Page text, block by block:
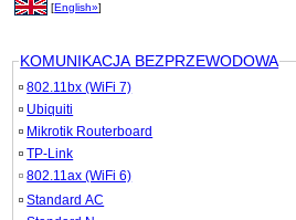
[English»]
KOMUNIKACJA BEZPRZEWODOWA
802.11bx (WiFi 7)
Ubiquiti
Mikrotik Routerboard
TP-Link
802.11ax (WiFi 6)
Standard AC